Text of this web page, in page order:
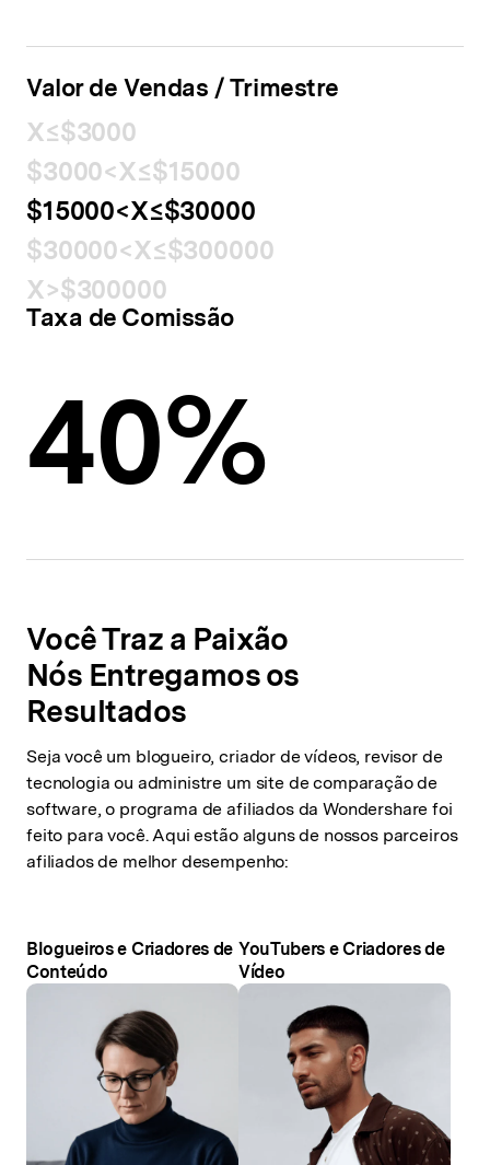
Valor de Vendas / Trimestre
X≤$3000
$3000<X≤$15000
$15000<X≤$30000
$30000<X≤$300000
X>$300000
Taxa de Comissão
40%
Você Traz a Paixão
Nós Entregamos os
Resultados
Seja você um blogueiro, criador de vídeos, revisor de
tecnologia ou administre um site de comparação de
software, o programa de afiliados da Wondershare foi
feito para você. Aqui estão alguns de nossos parceiros
afiliados de melhor desempenho:
Blogueiros e Criadores de
Conteúdo
YouTubers e Criadores de
Vídeo